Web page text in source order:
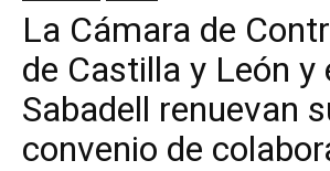
La Cámara de
de Castilla y León y
Sabadell renuevan
convenio de